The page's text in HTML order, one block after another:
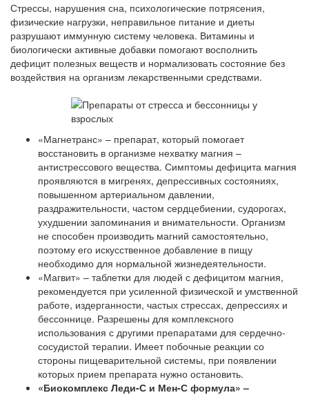
Стрессы, нарушения сна, психологические потрясения,
физические нагрузки, неправильное питание и диеты
разрушают иммунную систему человека. Витамины и
биологически активные добавки помогают восполнить
дефицит полезных веществ и нормализовать состояние без
воздействия на организм лекарственными средствами.
«Магнетранс» – препарат, который помогает
восстановить в организме нехватку магния –
антистрессового вещества. Симптомы дефицита магния
проявляются в мигренях, депрессивных состояниях,
повышенном артериальном давлении,
раздражительности, частом сердцебиении, судорогах,
ухудшении запоминания и внимательности. Организм
не способен производить магний самостоятельно,
поэтому его искусственное добавление в пищу
необходимо для нормальной жизнедеятельности.
«Магвит» – таблетки для людей с дефицитом магния,
рекомендуется при усиленной физической и умственной
работе, издерганности, частых стрессах, депрессиях и
бессоннице. Разрешены для комплексного
использования с другими препаратами для сердечно-
сосудистой терапии. Имеет побочные реакции со
стороны пищеварительной системы, при появлении
которых прием препарата нужно остановить.
«Биокомплекс Леди-С и Мен-С формула» –